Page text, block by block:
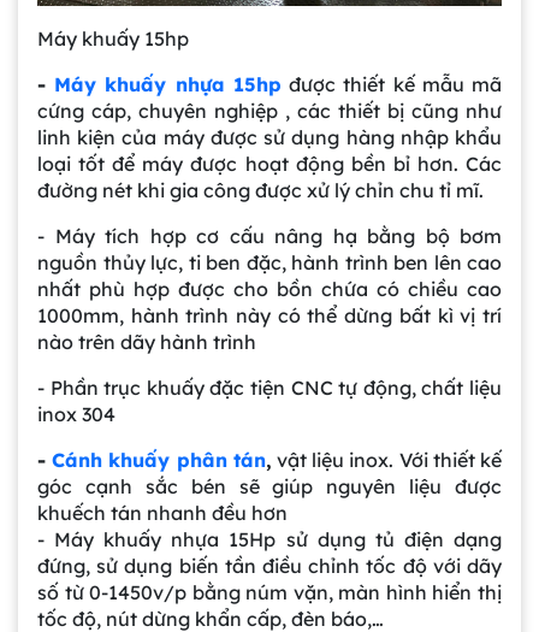
Máy khuấy 15hp
- Máy khuấy nhựa 15hp được thiết kế mẫu mã
cứng cáp, chuyên nghiệp , các thiết bị cũng như
linh kiện của máy được sử dụng hàng nhập khẩu
loại tốt để máy được hoạt động bền bỉ hơn. Các
đường nét khi gia công được xử lý chỉn chu tỉ mĩ.
- Máy tích hợp cơ cấu nâng hạ bằng bộ bơm
nguồn thủy lực, ti ben đặc, hành trình ben lên cao
nhất phù hợp được cho bồn chứa có chiều cao
1000mm, hành trình này có thể dừng bất kì vị trí
nào trên dãy hành trình
- Phần trục khuấy đặc tiện CNC tự động, chất liệu
inox 304
-Cánh khuấy phân tán, vật liệu inox. Với thiết kế
góc cạnh sắc bén sẽ giúp nguyên liệu được
khuếch tán nhanh đều hơn
- Máy khuấy nhựa 15Hp sử dụng tủ điện dạng
đứng, sử dụng biến tần điều chỉnh tốc độ với dãy
số từ 0-1450v/p bằng núm vặn, màn hình hiển thị
tốc độ, nút dừng khẩn cấp, đèn báo,…